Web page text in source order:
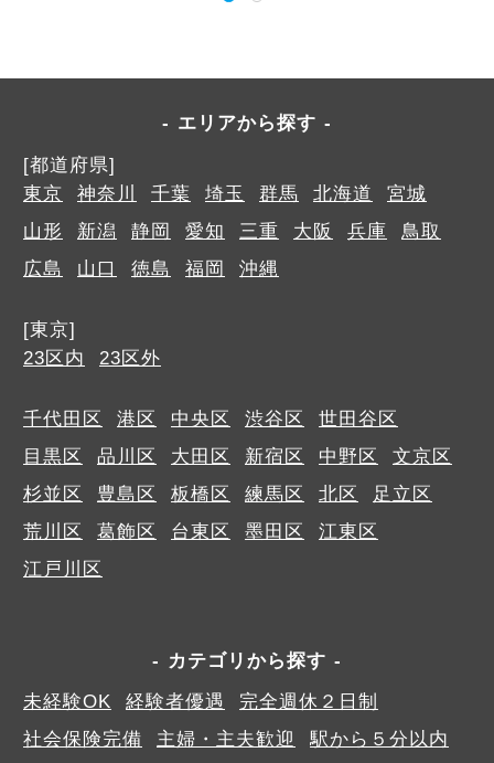
エリアから探す
[都道府県]
東京
神奈川 千葉 埼玉 群馬 北海道
宮城
山形
新潟 静岡 愛知 三重 大阪 兵庫
鳥取
広島
山口 徳島 福岡 沖縄
[東京]
23区内
23区外
千代田区 港区 中央区 渋谷区
世田谷区
目黒区
品川区 大田区 新宿区 中野区
文京区
杉並区
豊島区 板橋区 練馬区 北区
足立区
荒川区
葛飾区 台東区 墨田区
江東区
江戸川区
カテゴリから探す
未経験OK
経験者優遇
完全週休２日制
社会保険完備
主婦・主夫歓迎
駅から５分以内